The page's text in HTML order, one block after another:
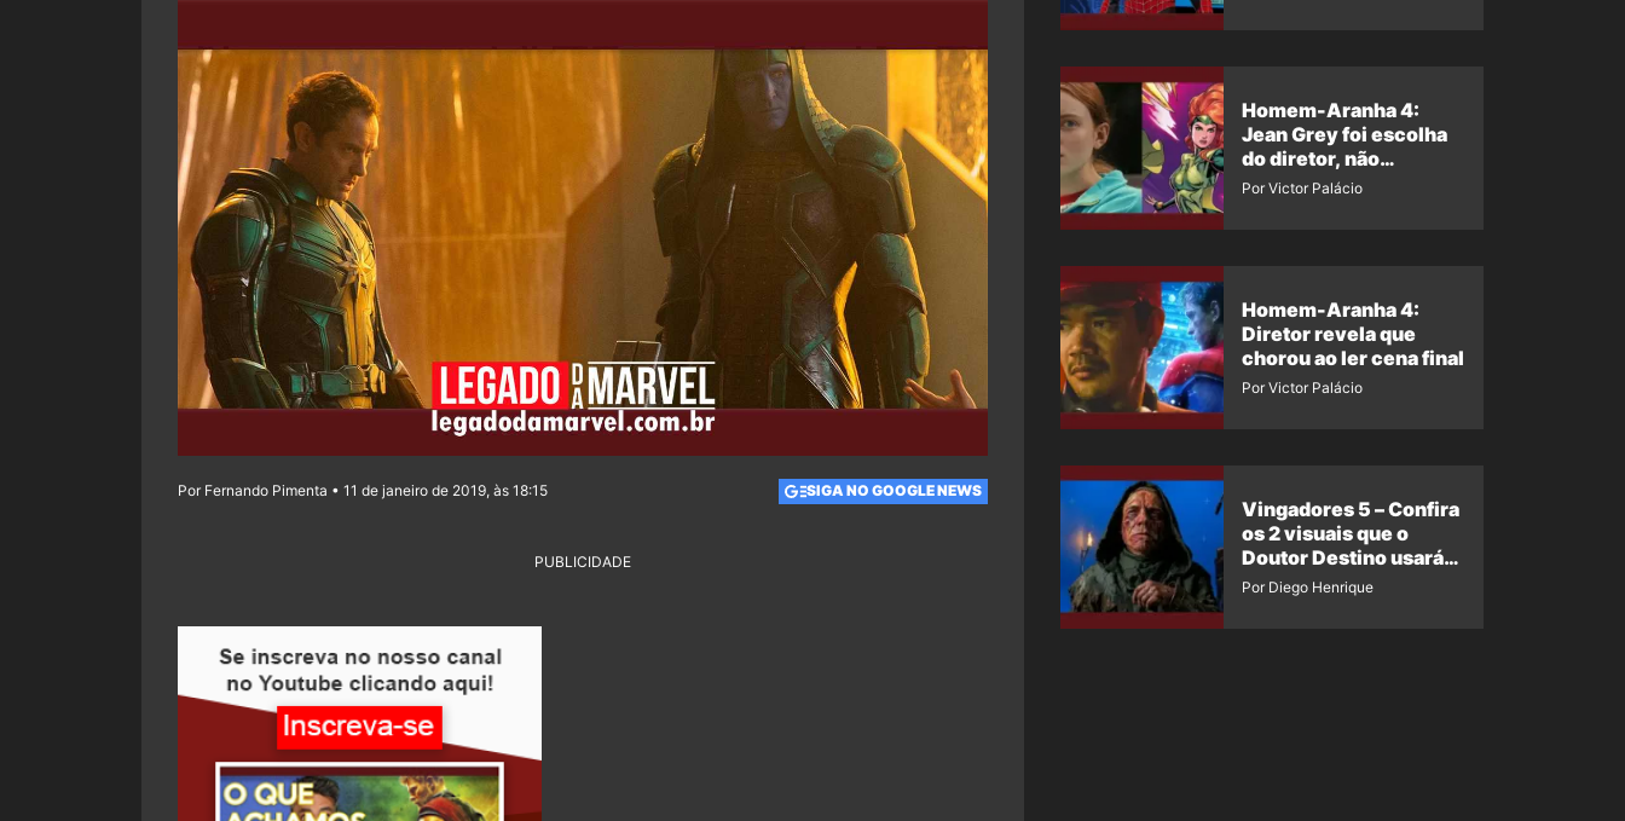
Por Fernando Pimenta • 11 de janeiro de 2019, às 18:15 SIGA NO GOOGLE NEWS
PUBLICIDADE
Homem-Aranha 4:
Jean Grey foi escolha
do diretor, não
imposição da Marvel
Por Victor Palácio
Homem-Aranha 4:
Diretor revela que
chorou ao ler cena final
Por Victor Palácio
Vingadores 5 – Confira
os 2 visuais que o
Doutor Destino usará
no filme
Por Diego Henrique